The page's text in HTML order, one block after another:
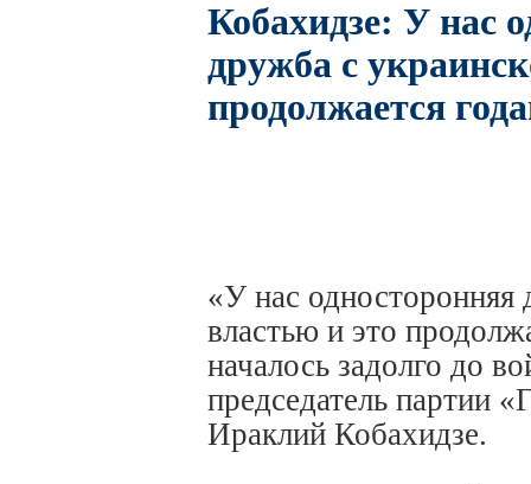
Кобахидзе: У нас
дружба с
продолжается
«У нас односторонняя
властью и это
началось задолго до
председатель партии
Ираклий Кобахидзе.